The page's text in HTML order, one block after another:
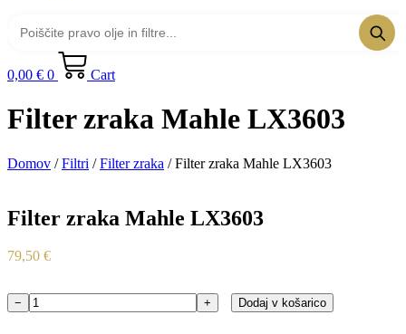
0,00 € 0 Cart
Filter zraka Mahle LX3603
Domov /Filtri /Filter zraka / Filter zraka Mahle LX3603
Filter zraka Mahle LX3603
79,50 €
Filter
− + Dodaj v košarico